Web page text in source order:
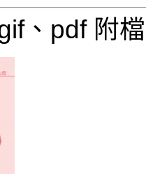
、pdf 附